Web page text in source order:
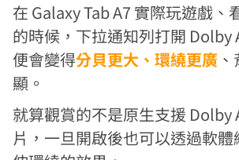
在 Galaxy Tab A7 實際玩遊戲、
的時候，下拉通知列打開 Dolby
便會變得分貝更大、環繞更廣
顯。
就算觀賞的不是原生支援 Dolby
片，一旦開啟後也可以透過軟